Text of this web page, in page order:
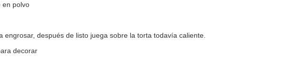
en polvo
engrosar, después de listo juega sobre la torta todavía caliente.
decorar